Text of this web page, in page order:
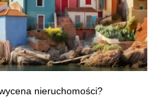
nieruchomości?